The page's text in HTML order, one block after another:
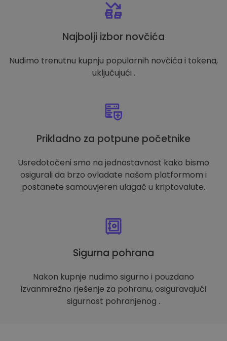
Najbolji izbor novčića
Nudimo trenutnu kupnju popularnih novčića i tokena,
uključujući .
Prikladno za potpune početnike
Usredotočeni smo na jednostavnost kako bismo
osigurali da brzo ovladate našom platformom i
postanete samouvjeren ulagač u kriptovalute.
Sigurna pohrana
Nakon kupnje nudimo sigurno i pouzdano
izvanmrežno rješenje za pohranu, osiguravajući
sigurnost pohranjenog .